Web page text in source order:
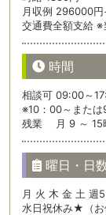
月収例 296000
交通費全額支給 ※
時間
相談可 09:00～
※10：00～または
残業 月 9 ～ 15
曜日・日
月 火 木 金 土 週5
水日祝休み★（お